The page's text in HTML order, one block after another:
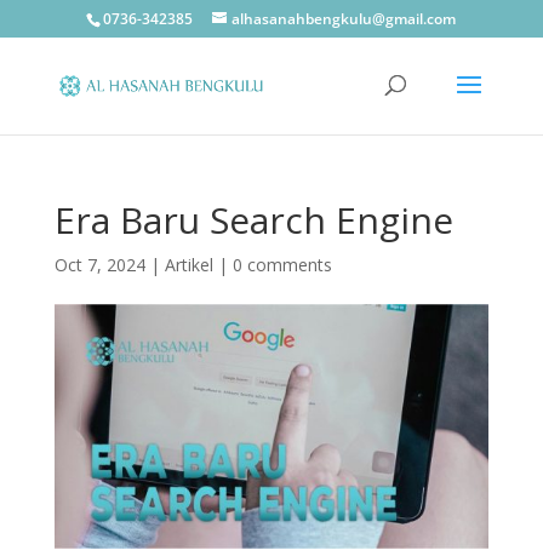
0736-342385 alhasanahbengkulu@gmail.com
Era Baru Search Engine
Oct 7, 2024| Artikel | 0 comments